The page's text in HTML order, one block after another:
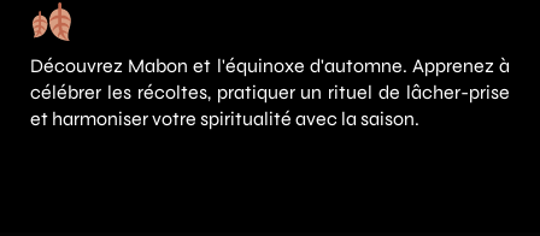
Découvrez Mabon et l'équinoxe d'automne. Apprenez à
célébrer les récoltes, pratiquer un rituel de lâcher-prise
et harmoniser votre spiritualité avec la saison.